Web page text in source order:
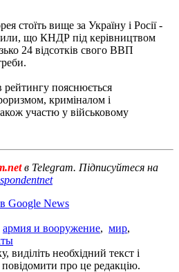
стоїть вище за Україну і Росії -
що КНДР під керівництвом
24 відсотків свого ВВП
рейтингу пояснюється
криміналом і
участю у військовому
в Telegram. Підписуйтеся на
Google News
армия и вооружение, мир,
необхідний текст і
про це редакцію.